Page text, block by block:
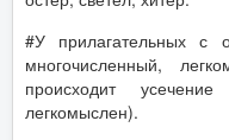
#У прилагательных с
многочисленный,
происходит
легкомыслен).